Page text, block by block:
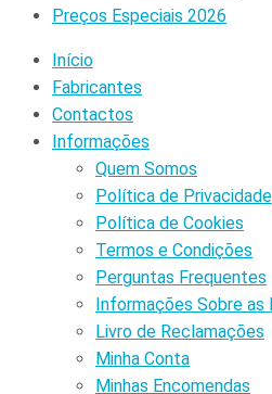
Preços Especiais 2026
Início
Fabricantes
Contactos
Informações
Quem Somos
Política de Privacidade
Política de Cookies
Termos e Condições
Perguntas Frequentes
Informações Sobre as
Livro de Reclamações
Minha Conta
Minhas Encomendas